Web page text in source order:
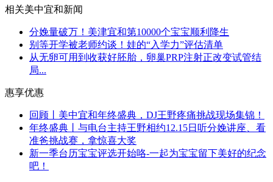
相关美中宜和新闻
分娩量破万！美津宜和第10000个宝宝顺利降生
别等开学被老师约谈！娃的“入学力”评估清单
从无卵可用到收获好胚胎，卵巢PRP注射正改变试管结
局...
惠享优惠
回顾丨美中宜和年终盛典，DJ王野疼痛挑战现场集锦！
年终盛典丨与电台主持王野相约12.15日听分娩讲座、看
准爸挑战赛，拿惊喜大奖
新一季台历宝宝评选开始咯-一起为宝宝留下美好的纪念
吧！